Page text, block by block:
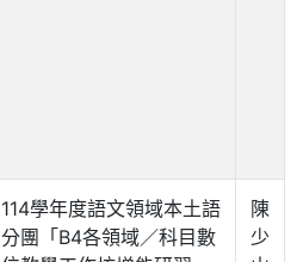
114學年度語文領域本土語
分團「B4各領域／科目數
陳
少